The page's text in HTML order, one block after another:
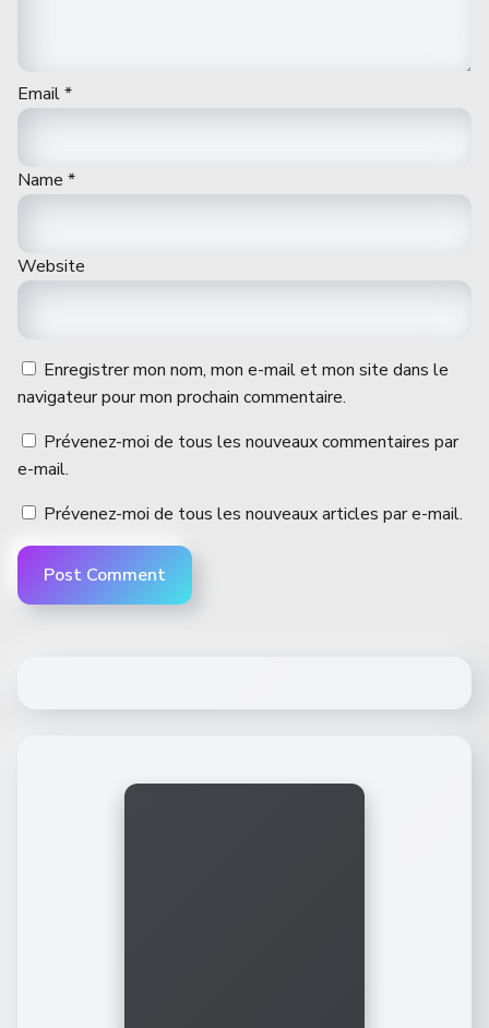
Email*
Name *
Website
Enregistrer mon nom, mon e-mail et mon site dans le
navigateur pour mon prochain commentaire.
Prévenez-moi de tous les nouveaux commentaires par
e-mail.
Prévenez-moi de tous les nouveaux articles par e-mail.